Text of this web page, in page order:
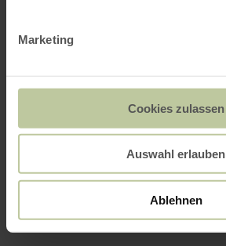
Marketing
Cookies zulassen
Auswahl erlauben
Ablehnen